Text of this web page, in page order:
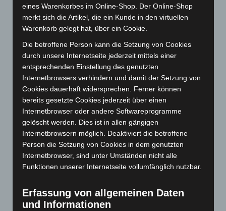
Juli 2025(90)
Juni 2025(103)
April 2025
März 2025(111)
Februar 2025(96)
Januar 2025(88)
Dezember 2024(89)
November 2024(94)
Oktober 2024(93)
September 2024(112)
Juli 2024
Juni 2024(107)
eines Warenkorbes im Online-Shop. Der Online-Shop
merkt sich die Artikel, die ein Kunde in den virtuellen
Warenkorb gelegt hat, über ein Cookie.
Die betroffene Person kann die Setzung von Cookies
durch unsere Internetseite jederzeit mittels einer
entsprechenden Einstellung des genutzten
Internetbrowsers verhindern und damit der Setzung von
Cookies dauerhaft widersprechen. Ferner können
bereits gesetzte Cookies jederzeit über einen
Internetbrowser oder andere Softwareprogramme
gelöscht werden. Dies ist in allen gängigen
Internetbrowsern möglich. Deaktiviert die betroffene
Person die Setzung von Cookies in dem genutzten
Internetbrowser, sind unter Umständen nicht alle
Funktionen unserer Internetseite vollumfänglich nutzbar.
Erfassung von allgemeinen Daten
und Informationen